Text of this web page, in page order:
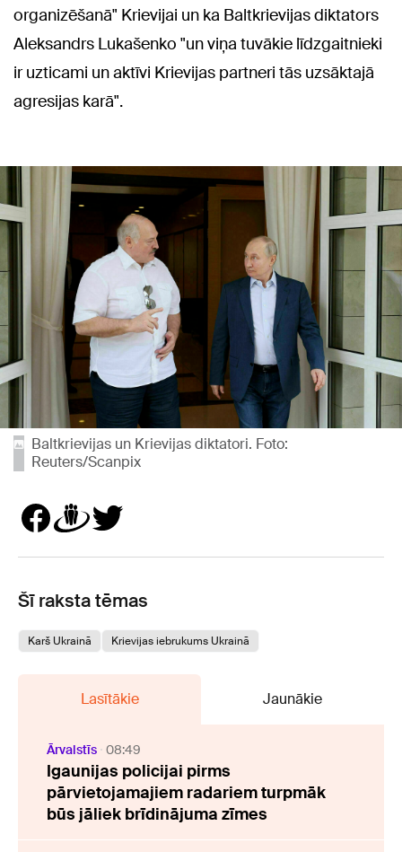
organizēšanā" Krievijai un ka Baltkrievijas diktators
Aleksandrs Lukašenko "un viņa tuvākie līdzgaitnieki
ir uzticami un aktīvi Krievijas partneri tās uzsāktajā
agresijas karā".
Baltkrievijas un Krievijas diktatori. Foto:
Reuters/Scanpix
Šī raksta tēmas
Karš Ukrainā Krievijas iebrukums Ukrainā
Lasītākie Jaunākie
Ārvalstīs 08:49
Igaunijas policijai pirms
pārvietojamajiem radariem turpmāk
būs jāliek brīdinājuma zīmes